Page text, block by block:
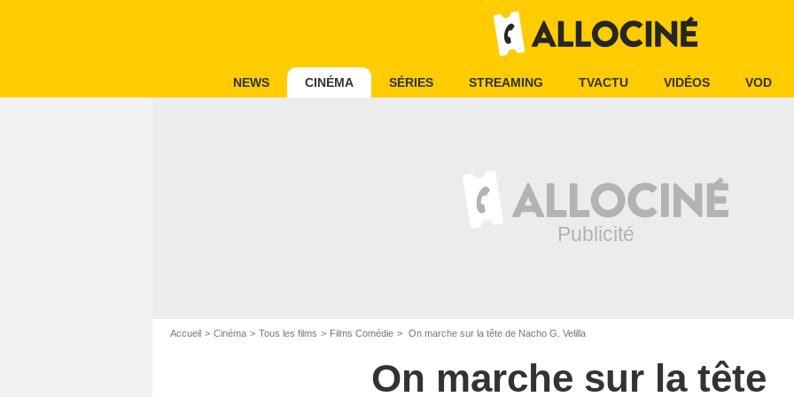
NEWS CINÉMA SÉRIES STREAMING TVACTU VIDÉOS VOD
Accueil Cinéma Tous les films Films Comédie On marche sur la tête de Nacho G. Velilla
On marche sur la tête